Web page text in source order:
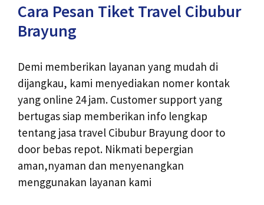
Cara Pesan Tiket Travel Cibubur
Brayung
Demi memberikan layanan yang mudah di
dijangkau, kami menyediakan nomer kontak
yang online 24 jam. Customer support yang
bertugas siap memberikan info lengkap
tentang jasa travel Cibubur Brayung door to
door bebas repot. Nikmati bepergian
aman,nyaman dan menyenangkan
menggunakan layanan kami